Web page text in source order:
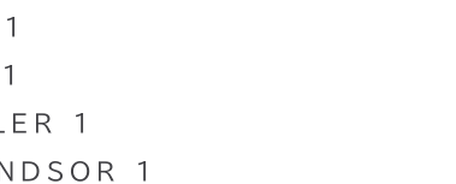
1
1